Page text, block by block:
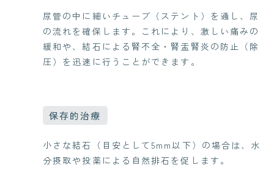
尿管の中に細いチューブ（ステント）を通し、尿
の流れを確保します。これにより、激しい痛みの
緩和や、結石による腎不全・腎盂腎炎の防止（除
圧）を迅速に行うことができます。
保存的治療
小さな結石（目安として5mm以下）の場合は、水
分摂取や投薬による自然排石を促します。